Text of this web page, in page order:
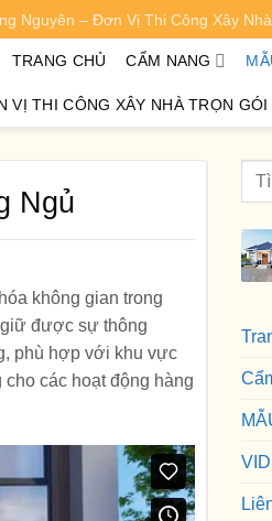
Nguyên – Đơn Vị Thi Công Xây
TRANG CHỦ CẨM NANG
THI CÔNG XÂY NHÀ TRỌN
Ngủ
không gian trong
giữ được sự thông
phù hợp với khu vực
các hoạt động hàng